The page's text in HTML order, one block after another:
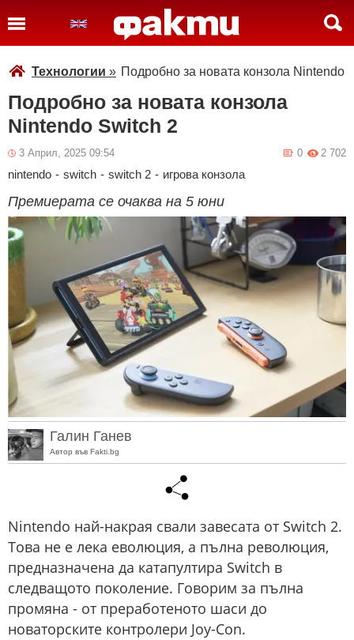
Технологии » Подробно за новата конзола Nintendo
Подробно за новата конзола
Nintendo Switch 2
3 Април, 2025 09:54 2 702
0
nintendo - switch - switch 2 - игрова конзола
Премиерата се очаква на 5 юни
Галин Ганев
Автор във Fakti.bg
Nintendo най-накрая свали завесата от Switch 2.
Това не е лека еволюция, а пълна революция,
предназначена да катапултира Switch в
следващото поколение. Говорим за пълна
промяна - от преработеното шаси до
новаторските контролери Joy-Con.